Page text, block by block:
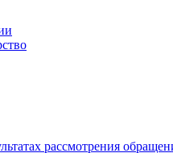
рассмотрения